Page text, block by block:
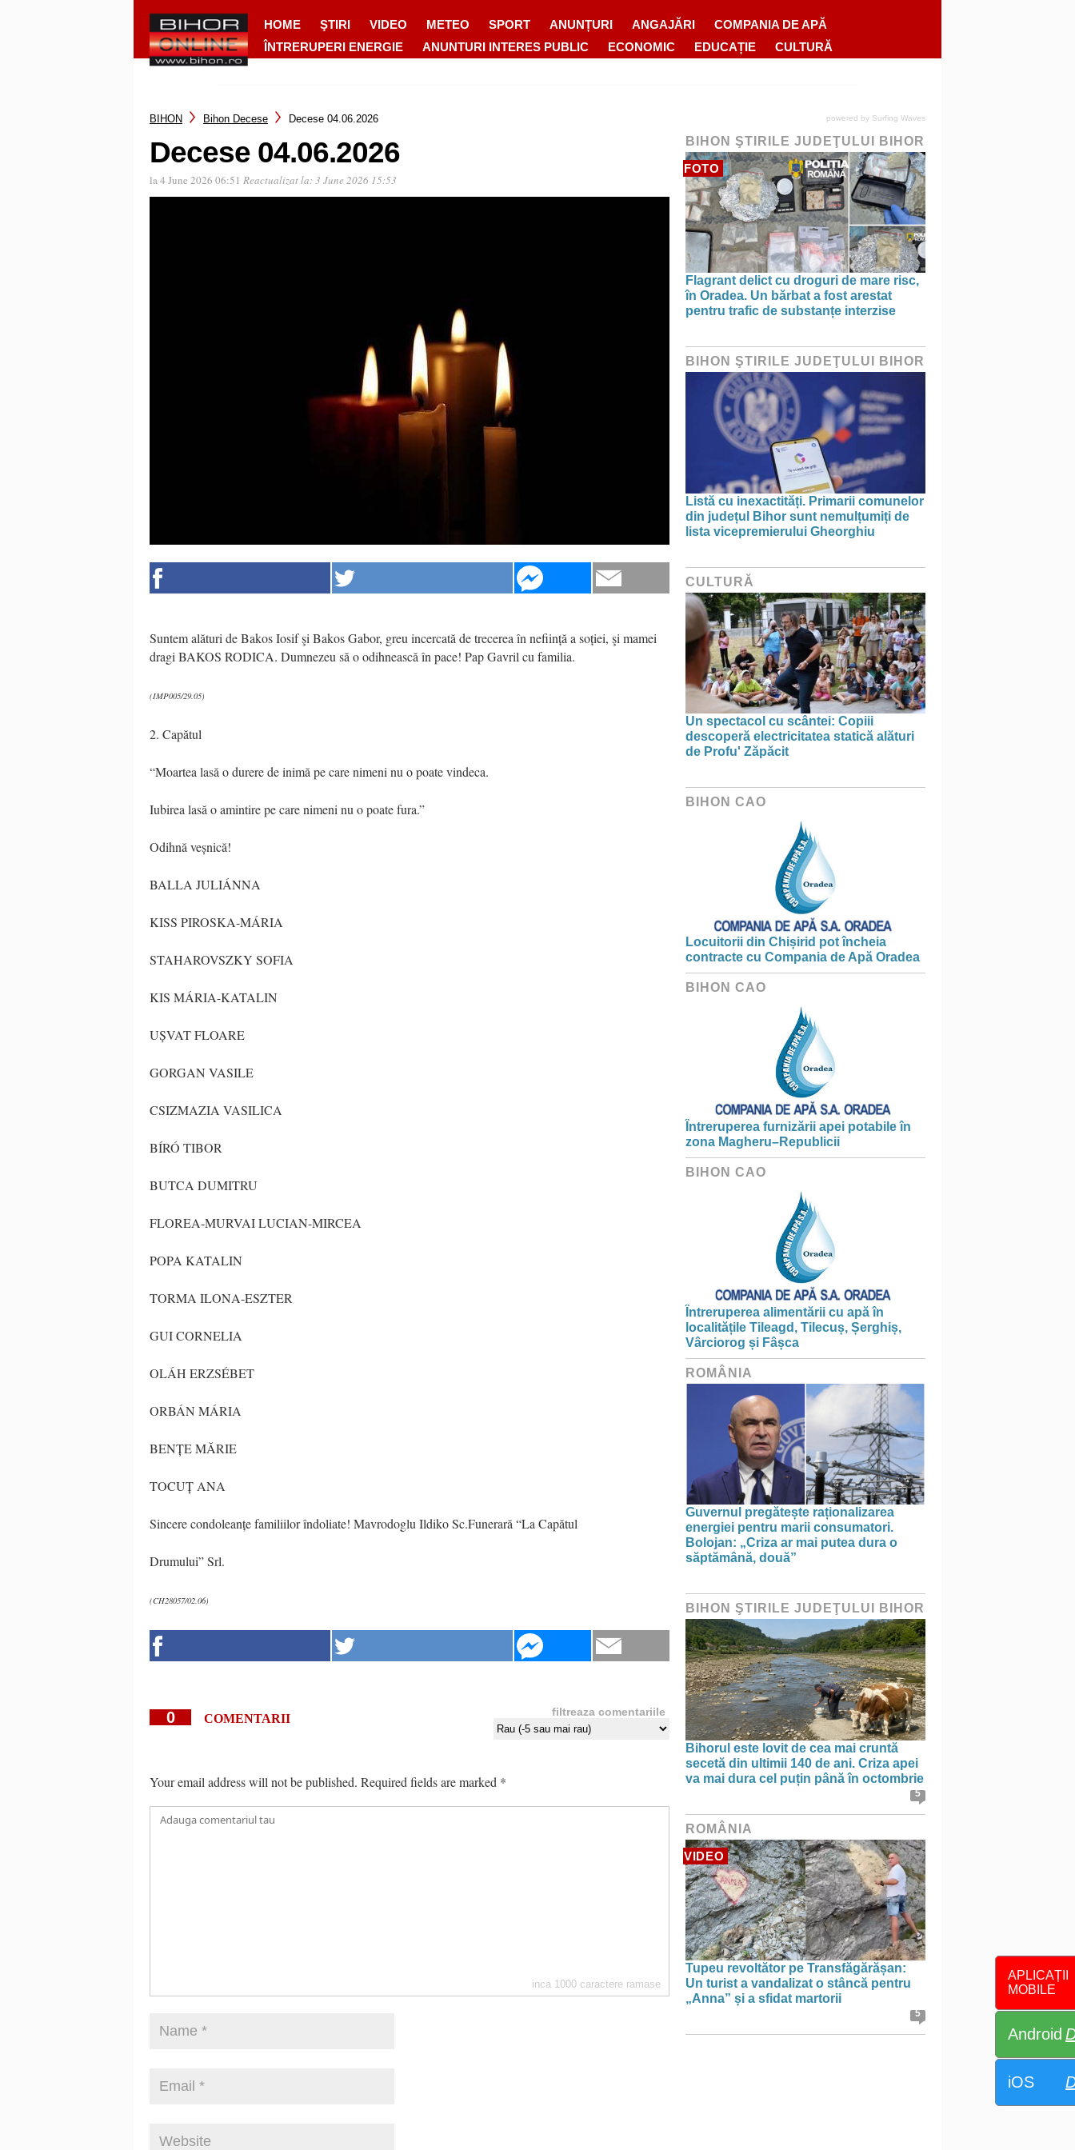
HOME ŞTIRI VIDEO METEO SPORT ANUNȚURI ANGAJĂRI
COMPANIA DE APĂ
ÎNTRERUPERI ENERGIE
ANUNTURI INTERES PUBLIC ECONOMIC EDUCAȚIE CULTURĂ
APLICAȚII
MOBILE
Android
iOS
BIHON Bihon Decese Decese 04.06.2026
Decese 04.06.2026
la 4 June 2026 06:51 Reactualizat la:3 June 2026 15:53
Suntem alături de Bakos Iosif şi Bakos Gabor, greu incercată de trecerea în neființă a soției, şi mamei
dragi BAKOS RODICA. Dumnezeu să o odihnească în pace! Pap Gavril cu familia.
(IMP005/29.05)
2. Capătul
“Moartea lasă o durere de inimă pe care nimeni nu o poate vindeca.
Iubirea lasă o amintire pe care nimeni nu o poate fura.”
Odihnă veșnică!
BALLA JULIÁNNA
KISS PIROSKA-MÁRIA
STAHAROVSZKY SOFIA
KIS MÁRIA-KATALIN
UȘVAT FLOARE
GORGAN VASILE
CSIZMAZIA VASILICA
BÍRÓ TIBOR
BUTCA DUMITRU
FLOREA-MURVAI LUCIAN-MIRCEA
POPA KATALIN
TORMA ILONA-ESZTER
GUI CORNELIA
OLÁH ERZSÉBET
ORBÁN MÁRIA
BENȚE MĂRIE
TOCUȚ ANA
Sincere condoleanțe familiilor îndoliate! Mavrodoglu Ildiko Sc.Funerară “La Capătul
Drumului” Srl.
(CH28057/02.06)
0 COMENTARII filtreaza comentariile
Your email address will not be published. Required fields are marked *
inca 1000 caractere ramase
powered by Surfing Waves
BIHON ŞTIRILE JUDEŢULUI BIHOR
FOTO
Flagrant delict cu droguri de mare risc,
în Oradea. Un bărbat a fost arestat
pentru trafic de substanțe interzise
BIHON ŞTIRILE JUDEŢULUI BIHOR
Listă cu inexactități. Primarii comunelor
din județul Bihor sunt nemulțumiți de
lista vicepremierului Gheorghiu
CULTURĂ
Un spectacol cu scântei: Copiii
descoperă electricitatea statică alături
de Profu' Zăpăcit
BIHON CAO
Locuitorii din Chișirid pot încheia
contracte cu Compania de Apă Oradea
BIHON CAO
Întreruperea furnizării apei potabile în
zona Magheru–Republicii
BIHON CAO
Întreruperea alimentării cu apă în
localitățile Tileagd, Tilecuș, Șerghiș,
Vârciorog și Fâșca
ROMÂNIA
Guvernul pregătește raționalizarea
energiei pentru marii consumatori.
Bolojan: „Criza ar mai putea dura o
săptămână, două”
BIHON ŞTIRILE JUDEŢULUI BIHOR
Bihorul este lovit de cea mai cruntă
secetă din ultimii 140 de ani. Criza apei
va mai dura cel puțin până în octombrie
5
ROMÂNIA
VIDEO
Tupeu revoltător pe Transfăgărășan:
Un turist a vandalizat o stâncă pentru
„Anna” și a sfidat martorii
5